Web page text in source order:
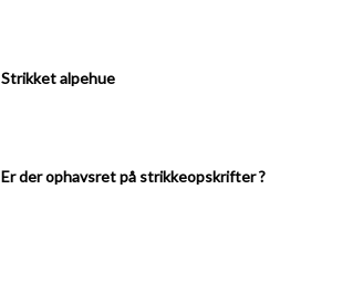
Strikket alpehue
Er der ophavsret på strikkeopskrifter ?